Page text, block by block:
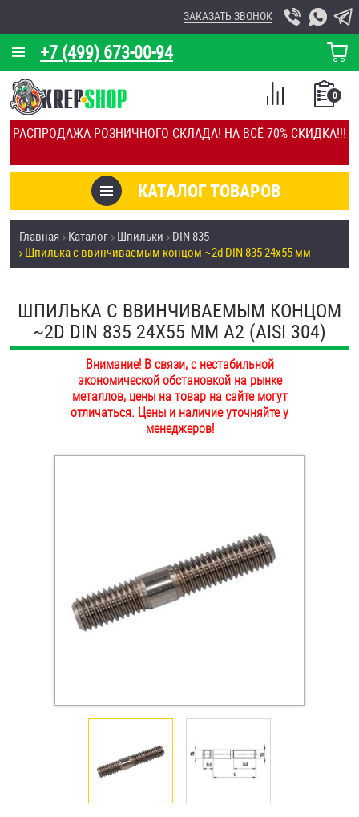
РАСПРОДАЖА РОЗНИЧНОГО СКЛАДА! НА ВСЁ 70% СКИДКА!!!
+7 (499) 673-00-94
ЗАКАЗАТЬ ЗВОНОК
КОРЗИНА
О КОМПАНИИ
КАЛЬКУЛЯТОР
ОТЗЫВЫ
УСЛУГИ
СКИДКИ
ОПТ
ПОКУПАТЕЛЯМ
ОПЛАТА И ДОСТАВКА
НАШИ МАГАЗИНЫ
КАТАЛОГ ТОВАРОВ
0
СПИСОК
СРАВНЕНИЕ
Товары со скидкой
Анкеры
Антивандальный крепёж, инструмент
Болты и винты
Втулки
Заклепки (Гайки-Заклепки)
Инструмент
Крюки, кольца с шурупной резьбой
Оснастка и аксессуары для яхт
Главная Каталог Шпильки
DIN 835
Шпилька c ввинчиваемым концом ~2d DIN 835 24х55 мм
ШПИЛЬКА C ВВИНЧИВАЕМЫМ КОНЦОМ
~2D DIN 835 24Х55 ММ А2 (AISI 304)
Внимание! В связи, с нестабильной
экономической обстановкой на рынке
металлов, цены на товар на сайте могут
отличаться. Цены и наличие уточняйте у
менеджеров!